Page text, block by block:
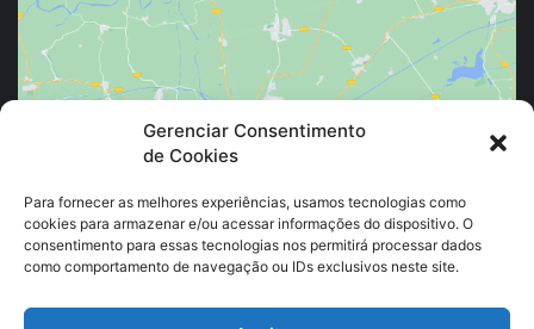
Gerenciar Consentimento
de Cookies
Para fornecer as melhores experiências, usamos tecnologias como
cookies para armazenar e/ou acessar informações do dispositivo. O
consentimento para essas tecnologias nos permitirá processar dados
como comportamento de navegação ou IDs exclusivos neste site.
Clique para aceitar os cookies marketing e
ativar este conteúdo